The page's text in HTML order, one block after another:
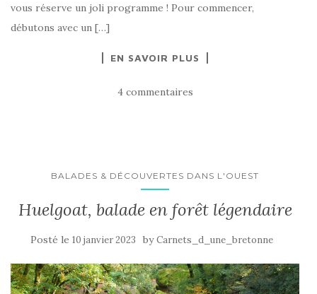
vous réserve un joli programme ! Pour commencer,
débutons avec un […]
EN SAVOIR PLUS
4 commentaires
BALADES & DÉCOUVERTES DANS L'OUEST
Huelgoat, balade en forêt légendaire
Posté le 10 janvier 2023 byCarnets_d_une_bretonne